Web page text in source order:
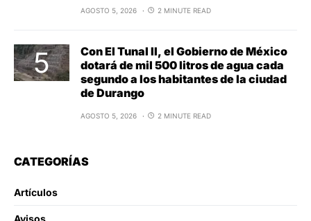
AGOSTO 5, 2026 2 MINUTE READ
Con El Tunal II, el Gobierno de México
dotará de mil 500 litros de agua cada
segundo a los habitantes de la ciudad
de Durango
AGOSTO 5, 2026 2 MINUTE READ
CATEGORÍAS
Artículos